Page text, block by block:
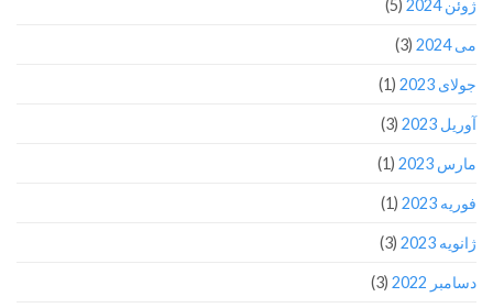
ژوئن 2024 (5)
می 2024 (3)
جولای 2023 (1)
آوریل 2023 (3)
مارس 2023 (1)
فوریه 2023 (1)
ژانویه 2023 (3)
دسامبر 2022 (3)